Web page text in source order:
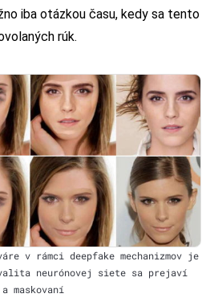
iba otázkou času, kedy sa tento
rúk.
v rámci deepfake mechanizmov je
neurónovej siete sa prejaví
maskovaní